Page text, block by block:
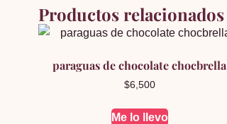
Productos relacionados
paraguas de chocolate chocbrella
$6,500
Me lo llevo